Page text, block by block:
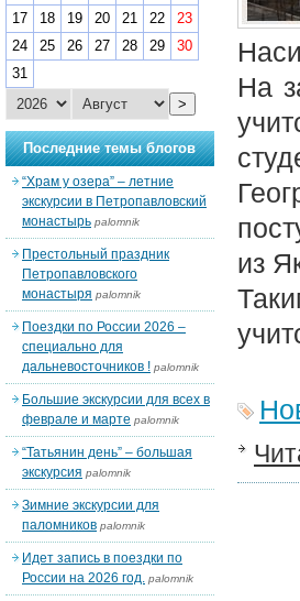
На
из
17
18 19 20 21 22
23
24
25 26 27 28 29
30
31
>
Последние темы блогов
“Храм у озера” – летние
экскурсии в Петропавловский
монастырь palomnik
Престольный праздник
Петропавловского
монастыря palomnik
Поездки по России 2026 –
специально для
дальневосточников ! palomnik
Большие экскурсии для всех в
феврале и марте palomnik
“Татьянин день” – большая
экскурсия palomnik
Зимние экскурсии для
паломников palomnik
Идет запись в поездки по
России на 2026 год. palomnik